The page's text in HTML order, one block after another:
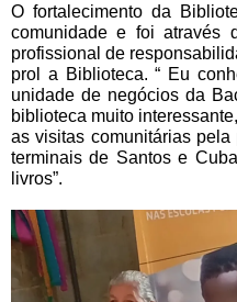
O fortalecimento da
comunidade e foi através
profissional de
prol a Biblioteca. “ Eu
unidade de negócios da
biblioteca muito
as visitas comunitárias
terminais de Santos e
livros”.